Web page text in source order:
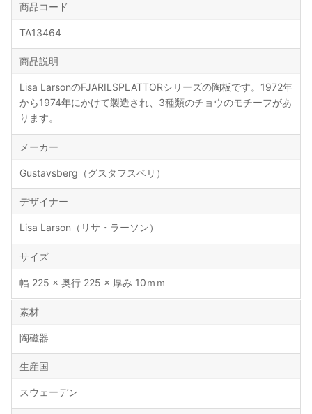
商品コード
TA13464
商品説明
Lisa LarsonのFJARILSPLATTORシリーズの陶板です。1972年
から1974年にかけて製造され、3種類のチョウのモチーフがあ
ります。
メーカー
Gustavsberg（グスタフスベリ）
デザイナー
Lisa Larson（リサ・ラーソン）
サイズ
幅 225 × 奥行 225 × 厚み 10ｍｍ
素材
陶磁器
生産国
スウェーデン